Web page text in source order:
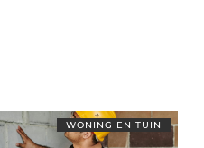
WONING EN TUIN